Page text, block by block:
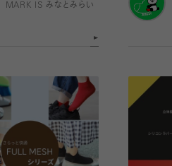
MARK IS みなとみらい